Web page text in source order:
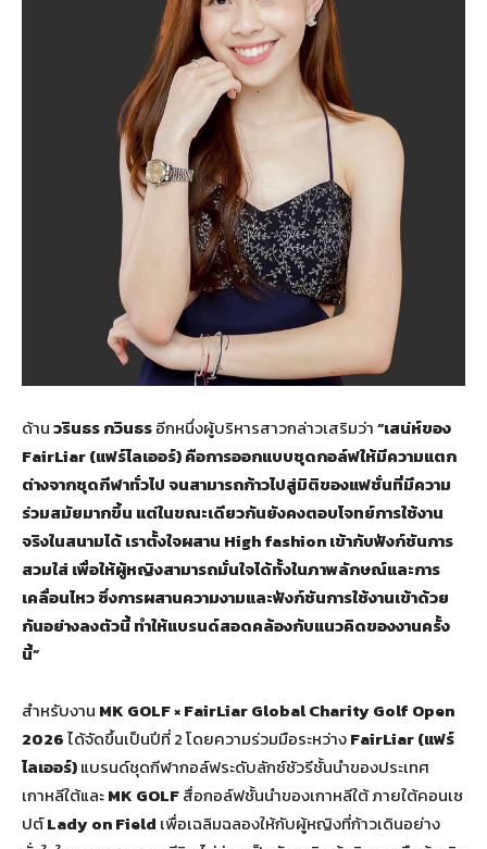
ด้านวรินธร กวินธรอีกหนึ่งผู้บริหารสาวกล่าวเสริมว่า“เสน่ห์ของ
FairLiar (แฟร์ไลเออร์) คือการออกแบบชุดกอล์ฟให้มีความแตก
ต่างจากชุดกีฬาทั่วไป จนสามารถก้าวไปสู่มิติของแฟชั่นที่มีความ
ร่วมสมัยมากขึ้น แต่ในขณะเดียวกันยังคงตอบโจทย์การใช้งาน
จริงในสนามได้ เราตั้งใจผสาน High fashion เข้ากับฟังก์ชันการ
สวมใส่ เพื่อให้ผู้หญิงสามารถมั่นใจได้ทั้งในภาพลักษณ์และการ
เคลื่อนไหว ซึ่งการผสานความงามและฟังก์ชันการใช้งานเข้าด้วย
กันอย่างลงตัวนี้ ทำให้แบรนด์สอดคล้องกับแนวคิดของงานครั้ง
นี้”
สำหรับงาน MK GOLF × FairLiar Global Charity Golf Open
2026ได้จัดขึ้นเป็นปีที่ 2 โดยความร่วมมือระหว่างFairLiar (แฟร์
ไลเออร์)แบรนด์ชุดกีฬากอล์ฟระดับลักซ์ชัวรีชั้นนำของประเทศ
เกาหลีใต้และMK GOLFสื่อกอล์ฟชั้นนำของเกาหลีใต้ ภายใต้คอนเซ
ปต์Lady on Field เพื่อเฉลิมฉลองให้กับผู้หญิงที่ก้าวเดินอย่าง